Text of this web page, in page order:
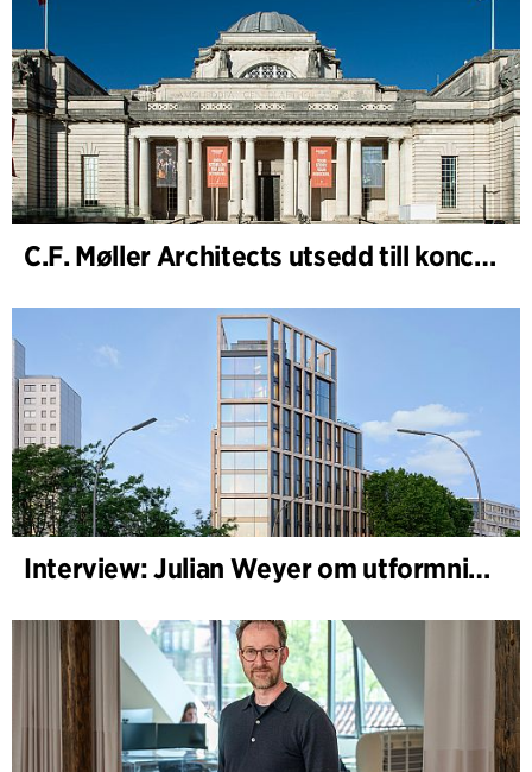
C.F. Møller Architects utsedd till konceptarkitekt för projektet National Museum Cardiff
Interview: Julian Weyer om utformningen av B-One